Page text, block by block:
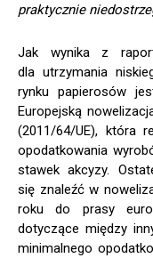
praktycznie
Jak wynika z
dla utrzymania
rynku papierosów
Europejską
(2011/64/UE), która
opodatkowania
stawek akcyzy.
się znaleźć w
roku do prasy
dotyczące między
minimalnego